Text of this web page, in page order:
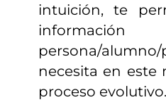
intuición, te
persona/alumno/
necesita en este
proceso evolutivo.